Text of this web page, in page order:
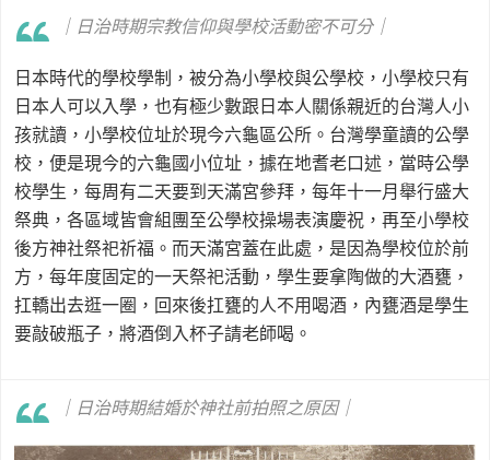
｜日治時期宗教信仰與學校活動密不可分｜
日本時代的學校學制，被分為小學校與公學校，小學校只有
日本人可以入學，也有極少數跟日本人關係親近的台灣人小
孩就讀，小學校位址於現今六龜區公所。台灣學童讀的公學
校，便是現今的六龜國小位址，據在地耆老口述，當時公學
校學生，每周有二天要到天滿宮參拜，每年十一月舉行盛大
祭典，各區域皆會組團至公學校操場表演慶祝，再至小學校
後方神社祭祀祈福。而天滿宮蓋在此處，是因為學校位於前
方，每年度固定的一天祭祀活動，學生要拿陶做的大酒甕，
扛轎出去逛一圈，回來後扛甕的人不用喝酒，內甕酒是學生
要敲破瓶子，將酒倒入杯子請老師喝。
｜日治時期結婚於神社前拍照之原因｜